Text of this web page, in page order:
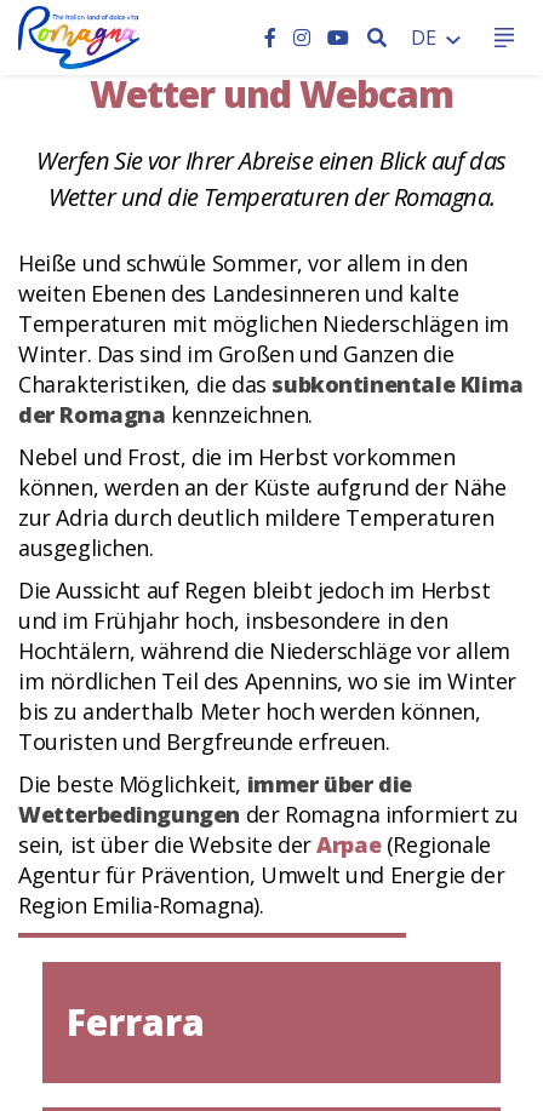
SEARCH
DE
HOME WETTER UND WEBCAM
Wetter und Webcam
Werfen Sie vor Ihrer Abreise einen Blick auf das
Wetter und die Temperaturen der Romagna.
Heiße und schwüle Sommer, vor allem in den
weiten Ebenen des Landesinneren und kalte
Temperaturen mit möglichen Niederschlägen im
Winter. Das sind im Großen und Ganzen die
Charakteristiken, die das subkontinentale Klima
der Romagna kennzeichnen.
Nebel und Frost, die im Herbst vorkommen
können, werden an der Küste aufgrund der Nähe
zur Adria durch deutlich mildere Temperaturen
ausgeglichen.
Die Aussicht auf Regen bleibt jedoch im Herbst
und im Frühjahr hoch, insbesondere in den
Hochtälern, während die Niederschläge vor allem
im nördlichen Teil des Apennins, wo sie im Winter
bis zu anderthalb Meter hoch werden können,
Touristen und Bergfreunde erfreuen.
Die beste Möglichkeit, immer über die
Wetterbedingungen der Romagna informiert zu
sein, ist über die Website derArpae(Regionale
Agentur für Prävention, Umwelt und Energie der
Region Emilia-Romagna).
Ferrara